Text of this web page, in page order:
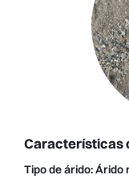
Características
Tipo de árido:Árido